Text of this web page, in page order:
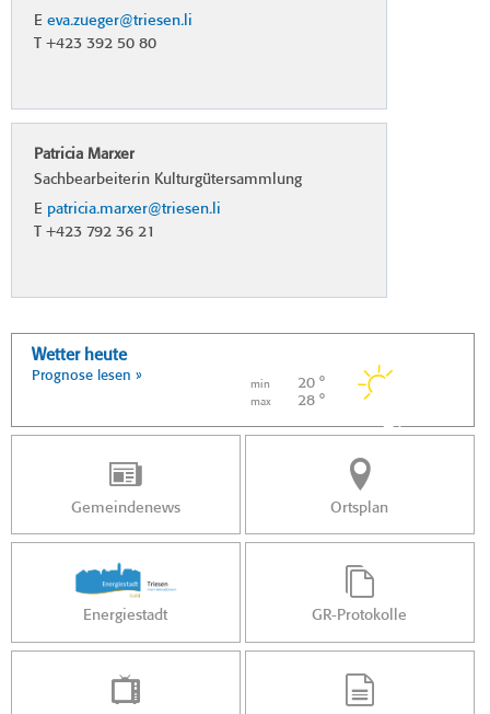
E eva.zueger@triesen.li
T +423 392 50 80
Patricia Marxer
Sachbearbeiterin Kulturgütersammlung
E patricia.marxer@triesen.li
T +423 792 36 21
Wetter heute
Prognose lesen »
min 20 °
max 28 °
Gemeindenews Ortsplan
Energiestadt GR-Protokolle